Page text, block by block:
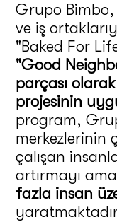
Grupo
ve iş
"Baked For
"Good
parçası
projesinin
program,
merkezlerinin
çalışan
artırmayı
fazla insan